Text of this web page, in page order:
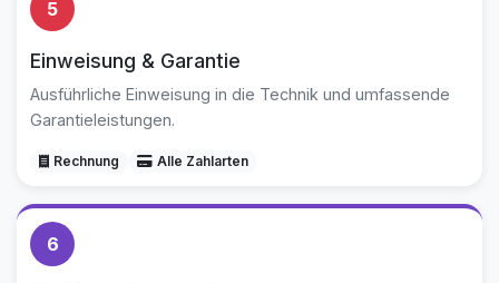
5
Einweisung & Garantie
Ausführliche Einweisung in die Technik und umfassende
Garantieleistungen.
Rechnung Alle Zahlarten
6